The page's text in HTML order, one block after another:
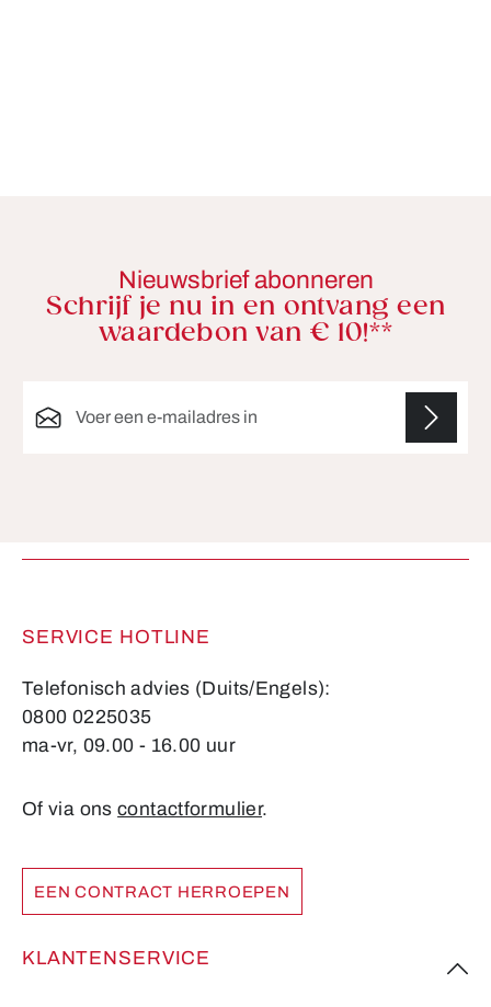
Nieuwsbrief abonneren
Schrijf je nu in en ontvang een
waardebon van € 10!**
SERVICE HOTLINE
Telefonisch advies (Duits/Engels):
0800 0225035
ma-vr, 09.00 - 16.00 uur
Of via onscontactformulier.
EEN CONTRACT HERROEPEN
KLANTENSERVICE